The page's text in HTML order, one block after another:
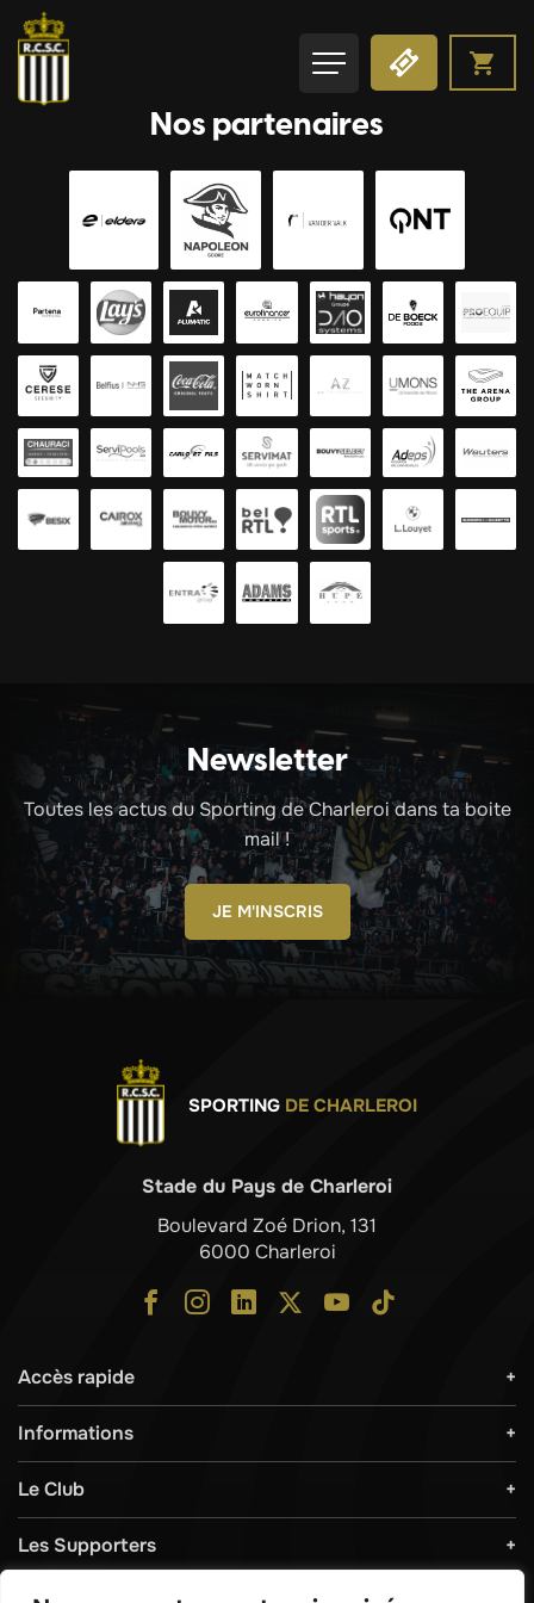
Nos partenaires
Newsletter
Toutes les actus du Sporting de Charleroi dans ta boite
mail !
JE M'INSCRIS
SPORTING DE CHARLEROI
Stade du Pays de Charleroi
Boulevard Zoé Drion, 131
6000 Charleroi
Accès rapide
Informations
Le Club
Les Supporters